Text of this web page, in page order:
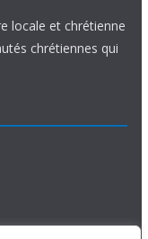
locale et chrétienne
chrétiennes qui